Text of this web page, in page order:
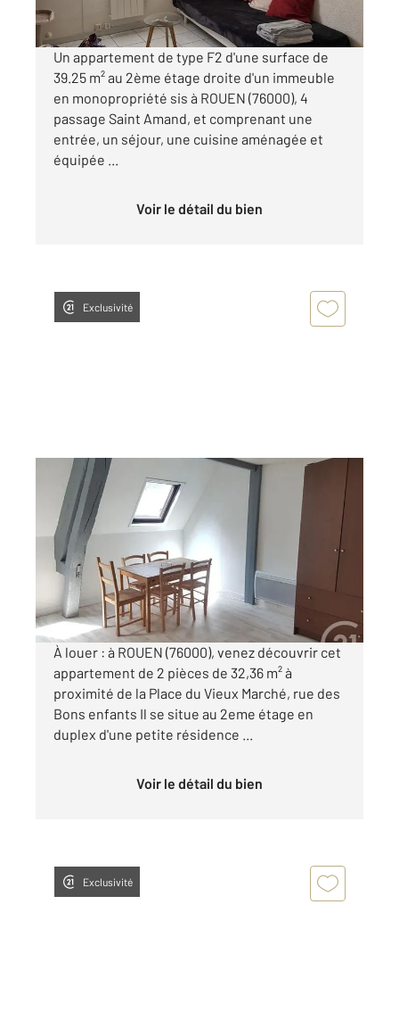
par mois charges comprises
Un appartement de type F2 d'une surface de
39.25 m² au 2ème étage droite d'un immeuble
en monopropriété sis à ROUEN (76000), 4
passage Saint Amand, et comprenant une
entrée, un séjour, une cuisine aménagée et
équipée ...
Voir le détail du bien
Exclusivité
ROUEN 76
32,36 m2
, 2 pièces
Ref : 8294
Appartement F2 à louer
460 €
par mois charges comprises
À louer : à ROUEN (76000), venez découvrir cet
appartement de 2 pièces de 32,36 m² à
proximité de la Place du Vieux Marché, rue des
Bons enfants Il se situe au 2eme étage en
duplex d'une petite résidence ...
Voir le détail du bien
Exclusivité